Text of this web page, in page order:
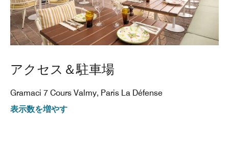
アクセス＆駐車場
Gramaci 7 Cours Valmy, Paris La Défense
表示数を増やす